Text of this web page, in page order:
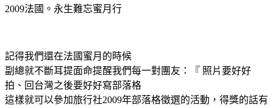
2009法國。永生難忘蜜月行
記得我們還在法國蜜月的時候
副總就不斷耳提面命提醒我們每一對團友：『 照片要好好
拍、回台灣之後要好好寫部落格
這樣就可以參加旅行社2009年部落格徵選的活動，得獎的話有